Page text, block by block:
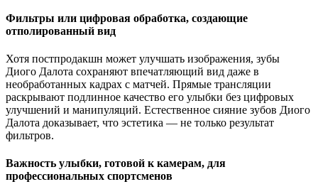
Фильтры или цифровая обработка, создающие
отполированный вид
Хотя постпродакшн может улучшать изображения, зубы
Диого Далота сохраняют впечатляющий вид даже в
необработанных кадрах с матчей. Прямые трансляции
раскрывают подлинное качество его улыбки без цифровых
улучшений и манипуляций. Естественное сияние зубов Диого
Далота доказывает, что эстетика — не только результат
фильтров.
Важность улыбки, готовой к камерам, для
профессиональных спортсменов